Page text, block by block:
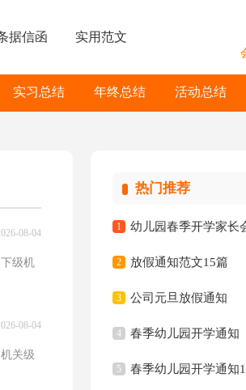
据信函 实用范文
活动总结
年终总结
实习总结
08-04
级机
08-04
关级
热门推荐
1 幼儿园春季开学家长
2 放假通知范文15篇
3 公司元旦放假通知
4 春季幼儿园开学通知
5 春季幼儿园开学通知